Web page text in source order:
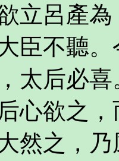
立呂產
臣不聽
太后必
心欲之
然之，